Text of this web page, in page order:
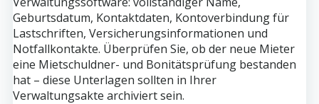
Geburtsdatum, Kontaktdaten, Kontoverbindung für
Lastschriften, Versicherungsinformationen und
Notfallkontakte. Überprüfen Sie, ob der neue Mieter
eine Mietschuldner- und Bonitätsprüfung bestanden
hat – diese Unterlagen sollten in Ihrer
Verwaltungsakte archiviert sein.